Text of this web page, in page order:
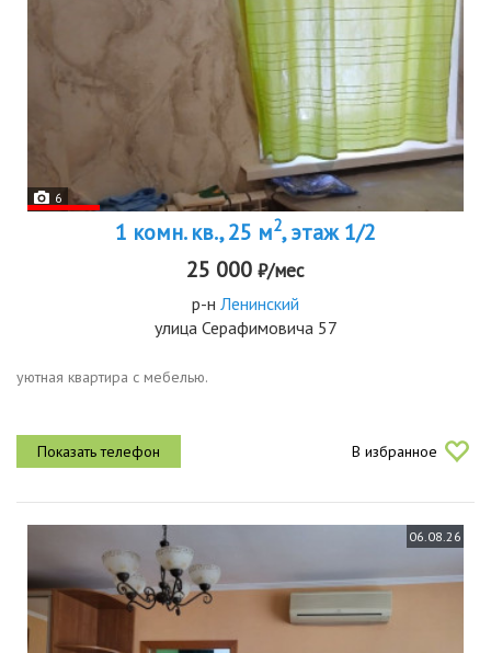
6
1 комн. кв., 25 м2, этаж 1/2
25 000 ₽/мес
р-н Ленинский
улица Серафимовича 57
уютная квартира с мебелью.
В избранное
06.08.26